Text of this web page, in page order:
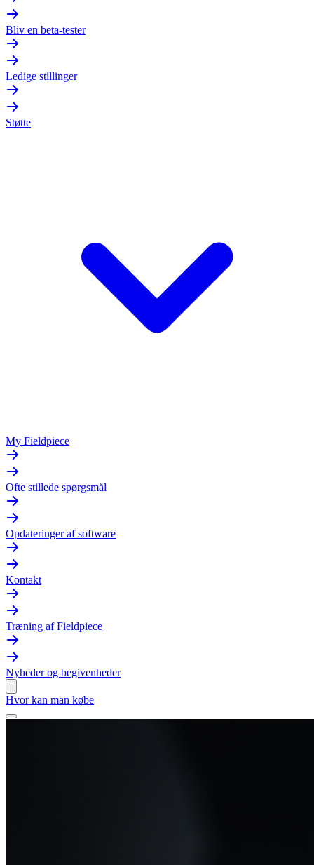
Bliv en beta-tester
Ledige stillinger
Støtte
My Fieldpiece
Ofte stillede spørgsmål
Opdateringer af software
Kontakt
Træning af Fieldpiece
Nyheder og begivenheder
Hvor kan man købe